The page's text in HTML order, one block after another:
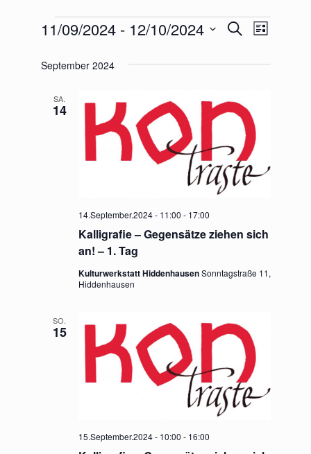
VeranstaltungenV
e
a
n
s
a
l
u
n
g
e
S
V
T
L
U
S
L
S
11/09/2024 - 12/10/2024
A
September 2024
SA.
14
Kalligrafie – Gegensätze ziehen sich
an! – 1. Tag
14.September.2024 - 11:00 - 17:00
Kulturwerkstatt HiddenhausenSonntagstraße 11,
Hiddenhausen
SO.
15
15.September.2024 - 10:00 - 16:00